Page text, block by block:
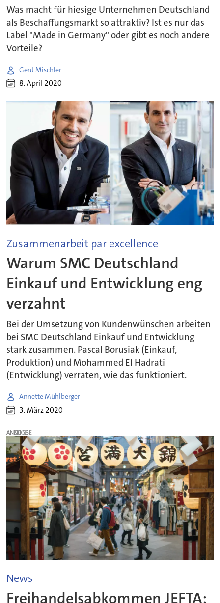
Was macht für hiesige Unternehmen Deutschland
als Beschaffungsmarkt so attraktiv? Ist es nur das
Label "Made in Germany" oder gibt es noch andere
Vorteile?
Gerd Mischler
8. April 2020
Zusammenarbeit par excellence
Warum SMC Deutschland
Einkauf und Entwicklung eng
verzahnt
Bei der Umsetzung von Kundenwünschen arbeiten
bei SMC Deutschland Einkauf und Entwicklung
stark zusammen. Pascal Borusiak (Einkauf,
Produktion) und Mohammed El Hadrati
(Entwicklung) verraten, wie das funktioniert.
Annette Mühlberger
3. März 2020
ANZEIGE
News
Freihandelsabkommen JEFTA: